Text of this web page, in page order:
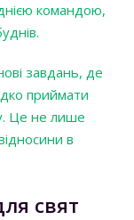
командою,
завдань, де
приймати
Це не лише
в
свят